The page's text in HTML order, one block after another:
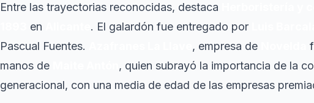
Entre las trayectorias reconocidas, destaca
en . El galardón fue entregado por
Pascual Fuentes.
, empresa de
manos de
, quien subrayó la importancia de la
generacional, con una media de edad de las empresas